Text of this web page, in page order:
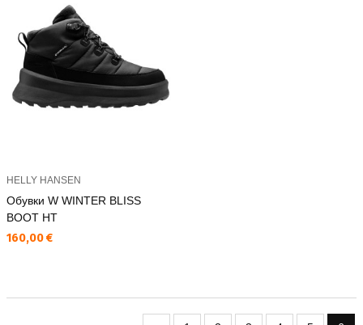
HELLY HANSEN
Обувки W WINTER BLISS
BOOT HT
Текуща цена:
160,00 €